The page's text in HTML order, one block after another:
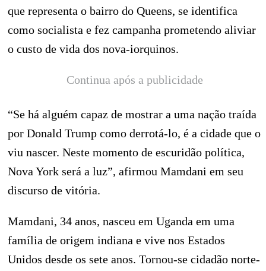
que representa o bairro do Queens, se identifica
como socialista e fez campanha prometendo aliviar
o custo de vida dos nova-iorquinos.
Continua após a publicidade
“Se há alguém capaz de mostrar a uma nação traída
por Donald Trump como derrotá-lo, é a cidade que o
viu nascer. Neste momento de escuridão política,
Nova York será a luz”, afirmou Mamdani em seu
discurso de vitória.
Mamdani, 34 anos, nasceu em Uganda em uma
família de origem indiana e vive nos Estados
Unidos desde os sete anos. Tornou-se cidadão norte-